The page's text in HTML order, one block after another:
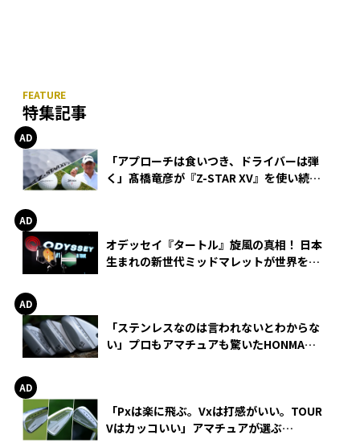
特集記事
「アプローチは食いつき、ドライバーは弾
く」髙橋竜彦が『Z-STAR XV』を使い続け
オデッセイ『タートル』旋風の真相！ 日本
生まれの新世代ミッドマレットが世界を席
「ステンレスなのは言われないとわからな
い」プロもアマチュアも驚いたHONMA
「Pxは楽に飛ぶ。Vxは打感がいい。TOUR
Vはカッコいい」アマチュアが選ぶ